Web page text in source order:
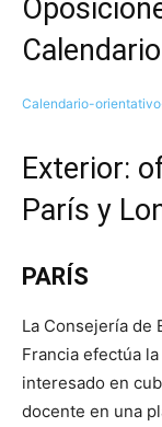
Calendario-
Exterior:
París y
PARÍS
La Consejería de
Francia efectúa
interesado en
docente en una